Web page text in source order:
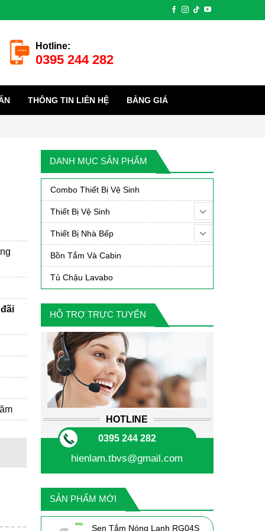
Hotline:
0395 244 282
THÔNG TIN LIÊN HỆ BẢNG GIÁ
DANH MỤC SẢN PHẨM
Combo Thiết Bị Vệ Sinh
Thiết Bị Vệ Sinh
Thiết Bị Nhà Bếp
Bồn Tắm Và Cabin
Tủ Chậu Lavabo
HỖ TRỢ TRỰC TUYẾN
HOTLINE
0395 244 282
hienlam.tbvs@gmail.com
SẢN PHẨM MỚI
Sen Tắm Nóng Lạnh RG04S